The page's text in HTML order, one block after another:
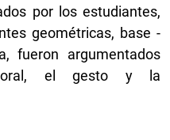
por los estudiantes,
geométricas, base -
fueron argumentados
oral, el gesto y la